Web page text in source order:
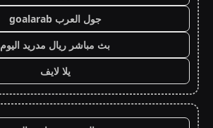
جول العرب goalarab
بث مباشر ريال مدريد اليوم
يلا لايف